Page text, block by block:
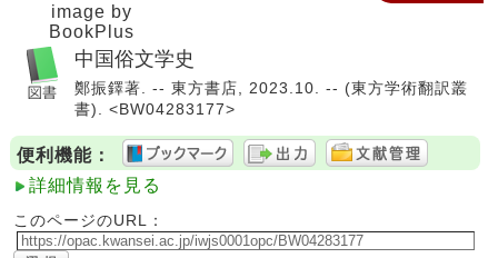
image by
BookPlus
中国俗文学史
鄭振鐸著. -- 東方書店, 2023.10. -- (東方学術翻訳叢
書). <BW04283177>
便利機能：
詳細情報を見る
このページのURL：